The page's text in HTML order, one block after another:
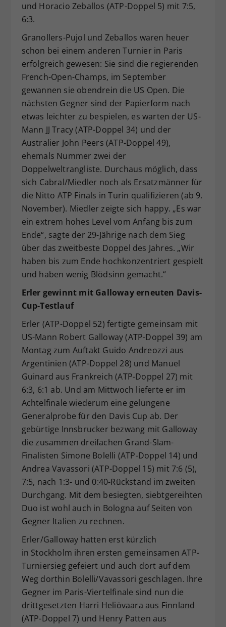
und Horacio Zeballos (ATP-Doppel 5) mit 7:5,
6:3.
Granollers-Pujol und Zeballos waren heuer
schon bei einem anderen Turnier in Paris
erfolgreich gewesen: Sie sind die regierenden
French-Open-Champs, im September
gewannen sie obendrein die US Open. Die
nächsten Gegner sind der Papierform nach
etwas leichter zu bespielen, es warten der US-
Mann JJ Tracy (ATP-Doppel 34) und der
Australier John Peers (ATP-Doppel 49),
ehemals Nummer zwei der
Doppelweltrangliste. Durchaus möglich, dass
sich Cabral/Miedler noch als Ersatzmänner für
die Nitto ATP Finals in Turin qualifizieren (ab 9.
November). Miedler zeigte sich happy. „Es war
ein extrem hohes Level vom Anfang bis zum
Ende“, sagte der 29-Jährige nach dem Sieg
über das zweitbeste Doppel des Jahres. „Wir
haben bis zum Ende hochkonzentriert gespielt
und haben wenig Blödsinn gemacht.“
Erler gewinnt mit Galloway erneuten Davis-
Cup-Testlauf
Erler (ATP-Doppel 52) fertigte gemeinsam mit
US-Mann Robert Galloway (ATP-Doppel 39) am
Montag zum Auftakt Guido Andreozzi aus
Argentinien (ATP-Doppel 28) und Manuel
Guinard aus Frankreich (ATP-Doppel 27) mit
6:3, 6:1 ab. Und am Mittwoch lieferte er im
Achtelfinale wiederum eine gelungene
Generalprobe für den Davis Cup ab. Der
gebürtige Innsbrucker bezwang mit Galloway
die zusammen dreifachen Grand-Slam-
Finalisten Simone Bolelli (ATP-Doppel 14) und
Andrea Vavassori (ATP-Doppel 15) mit 7:6 (5),
7:5, nach 1:3- und 0:40-Rückstand im zweiten
Durchgang. Mit dem besiegten, siebtgereihten
Duo ist wohl auch in Bologna auf Seiten von
Gegner Italien zu rechnen.
Erler/Galloway hatten erst kürzlich
in Stockholm ihren ersten gemeinsamen ATP-
Turniersieg gefeiert und auch dort auf dem
Weg dorthin Bolelli/Vavassori geschlagen. Ihre
Gegner im Paris-Viertelfinale sind nun die
drittgesetzten Harri Heliövaara aus Finnland
(ATP-Doppel 7) und Henry Patten aus